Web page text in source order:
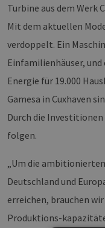
Turbine aus dem Werk
Mit dem aktuellen
verdoppelt. Ein
Einfamilienhäuser, und
Energie für 19.000
Gamesa in Cuxhaven
Durch die
folgen.
„Um die
Deutschland und
erreichen, brauchen
Produktions-